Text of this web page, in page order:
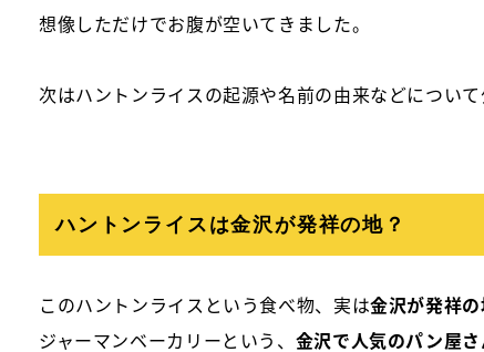
想像しただけでお腹が空いてきました。
次はハントンライスの起源や名前の由来などについて
ハントンライスは金沢が発祥の地？
このハントンライスという食べ物、実は金沢が発祥
ジャーマンベーカリーという、 金沢で人気のパン屋